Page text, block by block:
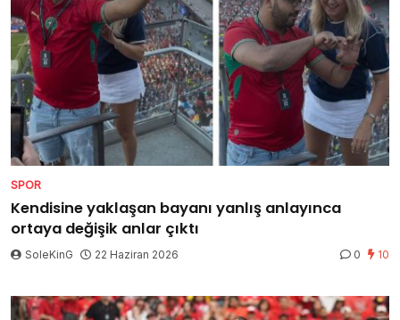
SPOR
Kendisine yaklaşan bayanı yanlış anlayınca
ortaya değişik anlar çıktı
SoleKinG 22 Haziran 2026 0 10